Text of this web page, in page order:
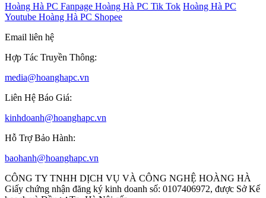
Hoàng Hà PC Fanpage Hoàng Hà PC Tik Tok Hoàng Hà PC
Youtube Hoàng Hà PC Shopee
Email liên hệ
Hợp Tác Truyền Thông:
media@hoanghapc.vn
Liên Hệ Báo Giá:
kinhdoanh@hoanghapc.vn
Hỗ Trợ Bảo Hành:
baohanh@hoanghapc.vn
CÔNG TY TNHH DỊCH VỤ VÀ CÔNG NGHỆ HOÀNG HÀ
Giấy chứng nhận đăng ký kinh doanh số: 0107406972, được Sở Kế